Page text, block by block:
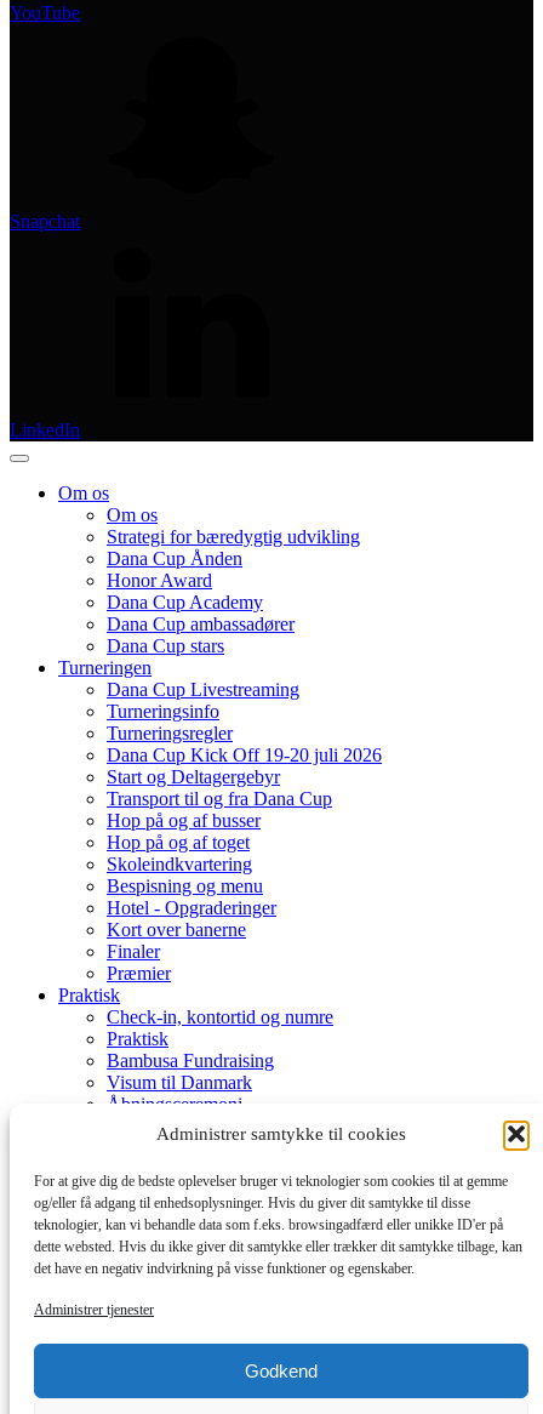
Administrer samtykke til cookies
For at give dig de bedste oplevelser bruger vi teknologier som cookies til at gemme
og/eller få adgang til enhedsoplysninger. Hvis du giver dit samtykke til disse
teknologier, kan vi behandle data som f.eks. browsingadfærd eller unikke ID'er på
dette websted. Hvis du ikke giver dit samtykke eller trækker dit samtykke tilbage, kan
det have en negativ indvirkning på visse funktioner og egenskaber.
Administrer tjenester
Godkend
YouTube
Snapchat
LinkedIn
Om os
Om os
Strategi for bæredygtig udvikling
Dana Cup Ånden
Honor Award
Dana Cup Academy
Dana Cup ambassadører
Dana Cup stars
Turneringen
Dana Cup Livestreaming
Turneringsinfo
Turneringsregler
Dana Cup Kick Off 19-20 juli 2026
Start og Deltagergebyr
Transport til og fra Dana Cup
Hop på og af busser
Hop på og af toget
Skoleindkvartering
Bespisning og menu
Hotel - Opgraderinger
Kort over banerne
Finaler
Præmier
Praktisk
Check-in, kontortid og numre
Praktisk
Bambusa Fundraising
Visum til Danmark
Åbningsceremoni
Aktiviteter
Turist
Dana Cup App
Medie bank
Medie akkreditering
Nyheder
Dommere
Frivillige
Frivillig ved Dana Cup
Afdelinger og tilmelding